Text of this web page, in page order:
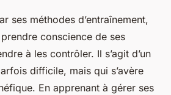
ses méthodes d’entraînement,
conscience de ses
à les contrôler. Il s’agit d’un
difficile, mais qui s’avère
En apprenant à gérer ses